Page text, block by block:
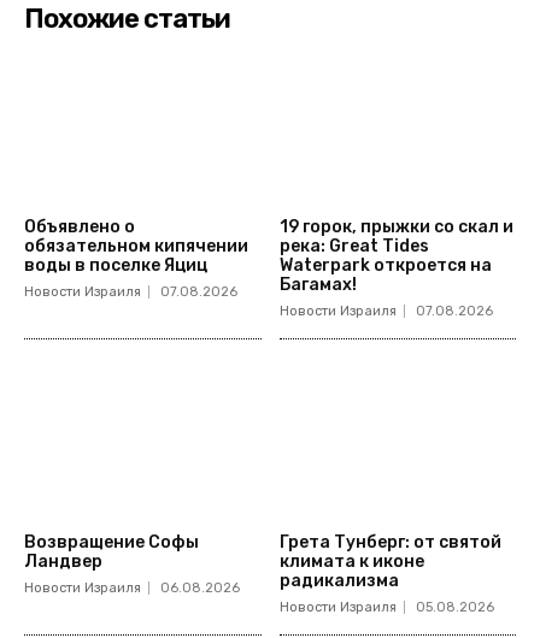
Похожие статьи
Объявлено о
обязательном кипячении
воды в поселке Яциц
Новости Израиля 07.08.2026
19 горок, прыжки со скал и
река: Great Tides
Waterpark откроется на
Багамах!
Новости Израиля 07.08.2026
Возвращение Софы
Ландвер
Новости Израиля 06.08.2026
Грета Тунберг: от святой
климата к иконе
радикализма
Новости Израиля 05.08.2026